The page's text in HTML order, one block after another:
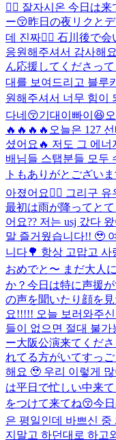
👍🏻 잘자시온 今日は
ー😚昨日の夜リクと
데 진짜👍🏻 石川後で
응원해주셔서 감사해
ん応援してくださっ
대를 보여드리고 블루
원해주셔서 너무 힘이
다네😚기대이빠이😆
🔥🔥🔥🔥 오늘은 127
셨어요🔥 저도 그 에
배님들 스탭분들 모두
トもありがとござい
아졌어요🧚‍♂️ 그리구
最初は雨が降ってと
어요?? 저는 usj 갔다
말 즐거웠습니다!! 🥹
니다🌳 항상 고맙고
おめでと〜 まだ大人
か？今日は特に声援
の声を聞いたり顔を
요!!!!! 오늘 보러와주
들이 없으면 절대 불
ー大阪公演来てくだ
れてる方がいてすっ
해요 🥹 우리 이렇게
は平日で忙しい中来
をつけて来てね😚今
은 평일인데 바쁘신 중
지말고 하던대로 하고